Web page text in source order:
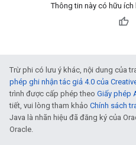
Thông tin này có hữu
Trừ phi có lưu ý khác, nội dung của
phép ghi nhận tác giả 4.0 của
trình được cấp phép theo Giấy phép
tiết, vui lòng tham khảo Chính sách
Java là nhãn hiệu đã đăng ký của
Oracle.